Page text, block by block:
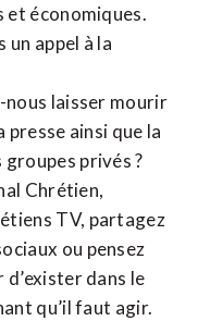
et économiques.
un appel à la
nous laisser mourir
ainsi que la
privés ?
Chrétien,
TV, partagez
ou pensez
dans le
qu’il faut agir.